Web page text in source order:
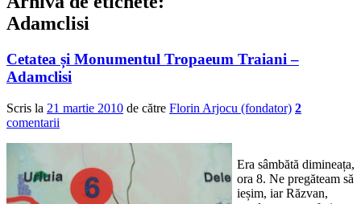
Adamclisi
Cetatea și Monumentul Tropaeum Traiani –
Adamclisi
Scris la 21 martie 2010 de către Florin Arjocu (fondator) 2
comentarii
Era sâmbătă dimineața,
ora 8. Ne pregăteam să
ieșim, iar Răzvan,